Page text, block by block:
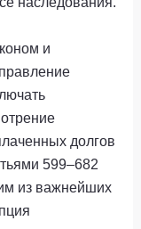
и
долгов
599–682
из важнейших